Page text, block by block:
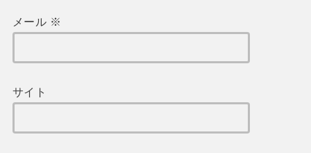
メール ※
サイト